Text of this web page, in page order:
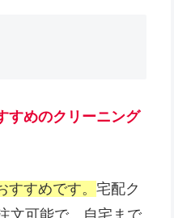
すめのクリーニング
すすめです。 宅配ク